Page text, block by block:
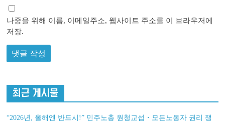
나중을 위해 이름, 이메일주소, 웹사이트 주소를 이 브라우저에
저장.
최근 게시물
“2026년, 올해엔 반드시!” 민주노총 원청교섭・모든노동자 권리 쟁